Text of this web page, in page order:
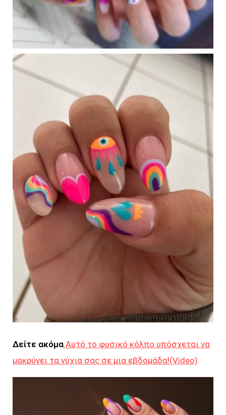
Δείτε ακόμα Αυτό το φυσικό κόλπο υπόσχεται να
μακρύνει τα νύχια σας σε μια εβδομάδα!(Video)